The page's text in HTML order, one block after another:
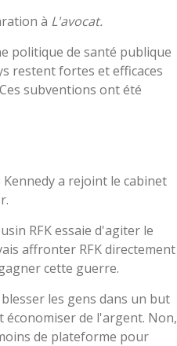
à L'avocat.
politique de santé publique
restent fortes et efficaces
subventions ont été
a rejoint le cabinet
RFK essaie d'agiter le
affronter RFK directement
cette guerre.
les gens dans un but
de l'argent. Non,
de plateforme pour